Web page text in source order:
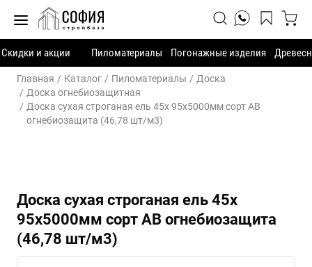
Скидки и акции Пиломатериалы Погонажные изделия
Главная Каталог Пиломатериалы
Доска
Доска огнебиозащитная
Доска сухая строганая ель 45х 95х5000мм сорт АВ
огнебиозащита (46,78 шт/м3)
Доска сухая строганая ель 45х
95х5000мм сорт АВ огнебиозащита
(46,78 шт/м3)